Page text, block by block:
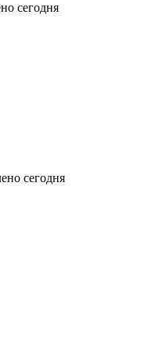
сегодня
сегодня